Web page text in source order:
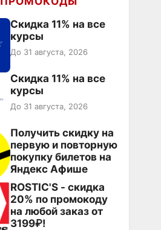
Скидка 11% на все
курсы
До 31 августа, 2026
Скидка 11% на все
курсы
До 31 августа, 2026
Получить скидку на
первую и повторную
покупку билетов на
Яндекс Афише
ROSTIC'S - скидка
20% по промокоду
на любой заказ от
3199₽!